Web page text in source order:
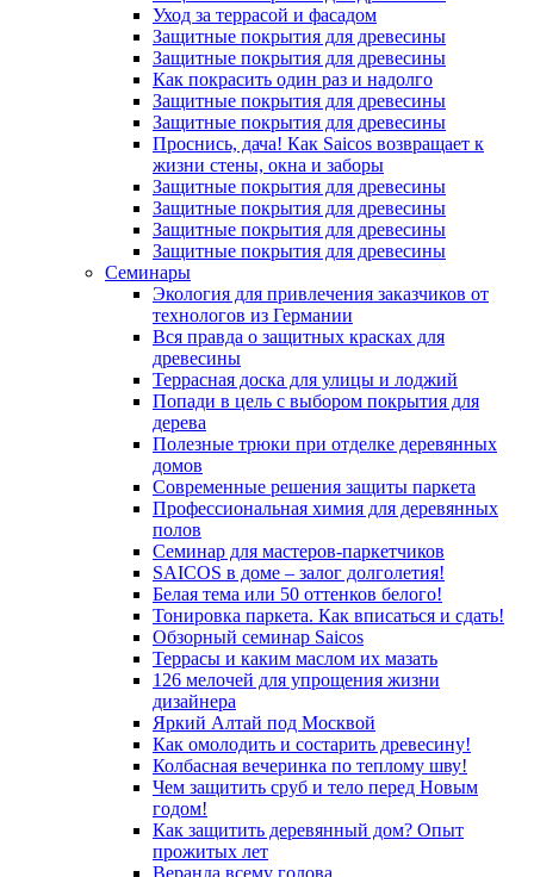
Уход за террасой и фасадом
Защитные покрытия для древесины
Защитные покрытия для древесины
Как покрасить один раз и надолго
Защитные покрытия для древесины
Защитные покрытия для древесины
Проснись, дача! Как Saicos возвращает к
жизни стены, окна и заборы
Защитные покрытия для древесины
Защитные покрытия для древесины
Защитные покрытия для древесины
Защитные покрытия для древесины
Семинары
Экология для привлечения заказчиков от
технологов из Германии
Вся правда о защитных красках для
древесины
Террасная доска для улицы и лоджий
Попади в цель с выбором покрытия для
дерева
Полезные трюки при отделке деревянных
домов
Современные решения защиты паркета
Профессиональная химия для деревянных
полов
Семинар для мастеров-паркетчиков
SAICOS в доме – залог долголетия!
Белая тема или 50 оттенков белого!
Тонировка паркета. Как вписаться и сдать!
Обзорный семинар Saicos
Террасы и каким маслом их мазать
126 мелочей для упрощения жизни
дизайнера
Яркий Алтай под Москвой
Как омолодить и состарить древесину!
Колбасная вечеринка по теплому шву!
Чем защитить сруб и тело перед Новым
годом!
Как защитить деревянный дом? Опыт
прожитых лет
Веранда всему голова